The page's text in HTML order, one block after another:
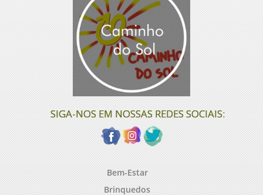
SIGA-NOS EM NOSSAS REDES SOCIAIS:
Bem-Estar
Brinquedos